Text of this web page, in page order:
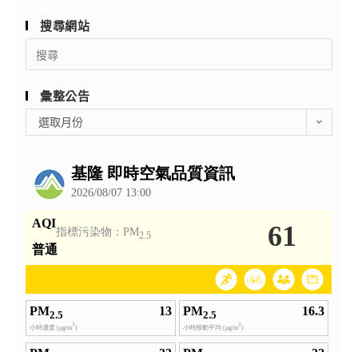
搜尋網站
Search
for:
彙整公告
整
選取月份